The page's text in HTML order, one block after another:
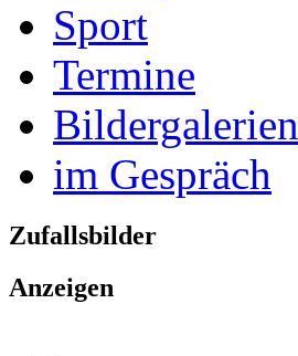
Sport
Termine
Bildergalerien
im Gespräch
Zufallsbilder
Anzeigen